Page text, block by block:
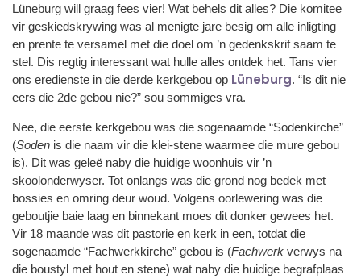
Lüneburg will graag fees vier! Wat behels dit alles? Die komitee
vir geskiedskrywing was al menigte jare besig om alle inligting
en prente te versamel met die doel om ’n gedenkskrif saam te
stel. Dis regtig interessant wat hulle alles ontdek het. Tans vier
ons eredienste in die derde kerkgebou op Lüneburg. “Is dit nie
eers die 2de gebou nie?” sou sommiges vra.
Nee, die eerste kerkgebou was die sogenaamde “Sodenkirche”
(Soden is die naam vir die klei-stene waarmee die mure gebou
is). Dit was geleë naby die huidige woonhuis vir ’n
skoolonderwyser. Tot onlangs was die grond nog bedek met
bossies en omring deur woud. Volgens oorlewering was die
geboutjie baie laag en binnekant moes dit donker gewees het.
Vir 18 maande was dit pastorie en kerk in een, totdat die
sogenaamde “Fachwerkkirche” gebou is (Fachwerk verwys na
die boustyl met hout en stene) wat naby die huidige begrafplaas